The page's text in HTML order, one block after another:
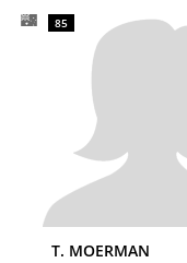
85
T. MOERMAN